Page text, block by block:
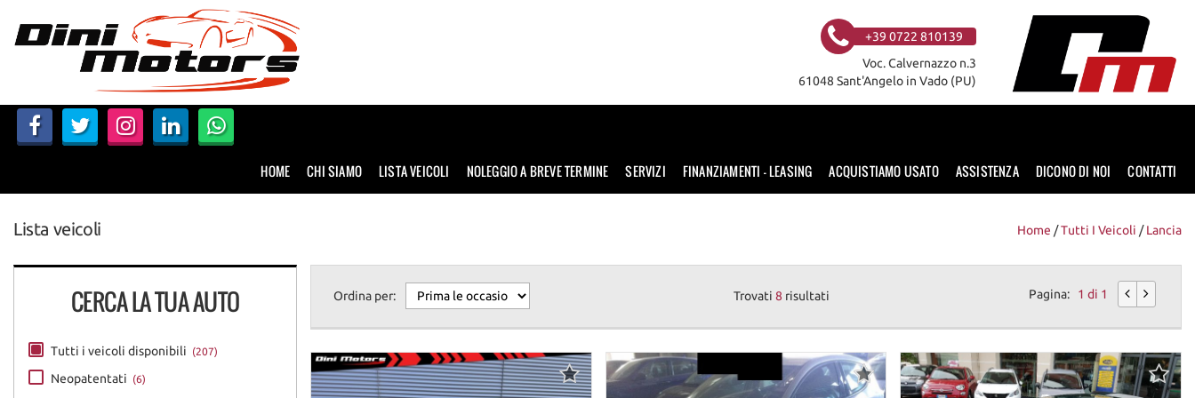
HOME
LISTA VEICOLI
SERVIZI
ACQUISTIAMO USATO
ASSISTENZA
+39 0722 810139
Voc. Calvernazzo n.3
61048 Sant'Angelo in Vado (PU)
HOME CHI SIAMO LISTA VEICOLI NOLEGGIO A BREVE TERMINE SERVIZI FINANZIAMENTI – LEASING ACQUISTIAMO USATO ASSISTENZA DICONO DI NOI CONTATTI
Lista veicoli Home /Tutti I Veicoli /Lancia
CERCA LA TUA AUTO
Tutti i veicoli disponibili (207)
Neopatentati (6)
Ordina per: Trovati8 risultati Pagina: 1 di 1